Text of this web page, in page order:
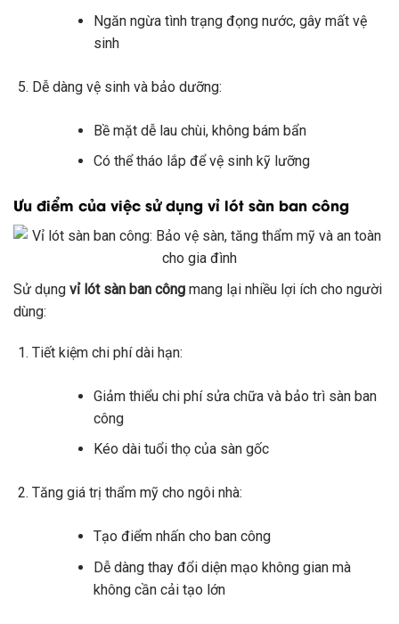
Ngăn ngừa tình trạng đọng nước, gây mất vệ
sinh
Dễ dàng vệ sinh và bảo dưỡng:
Bề mặt dễ lau chùi, không bám bẩn
Có thể tháo lắp để vệ sinh kỹ lưỡng
Ưu điểm của việc sử dụng vỉ lót sàn ban công
Sử dụng vỉ lót sàn ban công mang lại nhiều lợi ích cho người
dùng:
Tiết kiệm chi phí dài hạn:
Giảm thiểu chi phí sửa chữa và bảo trì sàn ban
công
Kéo dài tuổi thọ của sàn gốc
Tăng giá trị thẩm mỹ cho ngôi nhà:
Tạo điểm nhấn cho ban công
Dễ dàng thay đổi diện mạo không gian mà
không cần cải tạo lớn